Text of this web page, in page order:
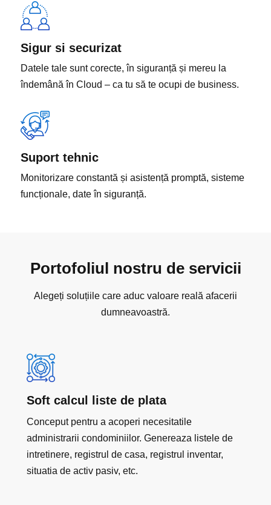
Android iOS Linux Windows
Sigur si securizat
Datele tale sunt corecte, în siguranță și mereu la
îndemână în Cloud – ca tu să te ocupi de business.
Suport tehnic
Monitorizare constantă și asistență promptă, sisteme
funcționale, date în siguranță.
Portofoliul nostru de servicii
Alegeți soluțiile care aduc valoare reală afacerii
dumneavoastră.
Soft calcul liste de plata
Conceput pentru a acoperi necesitatile
administrarii condominiilor. Genereaza listele de
intretinere, registrul de casa, registrul inventar,
situatia de activ pasiv, etc.